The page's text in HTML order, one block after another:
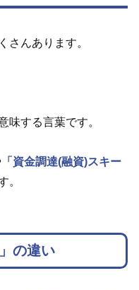
さんあります。
味する言葉です。
「資金調達(融資)スキー
。
の違い